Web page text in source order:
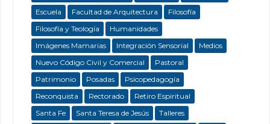
Escuela
Facultad de Arquitectura
Filosofía
Filosofía y Teología
Humanidades
Imágenes Mamarias
Integración Sensorial
Medios
Nuevo Código Civil y Comercial
Pastoral
Patrimonio
Posadas
Psicopedagogía
Reconquista
Rectorado
Retiro Espiritual
Santa Fe
Santa Teresa de Jesús
Talleres